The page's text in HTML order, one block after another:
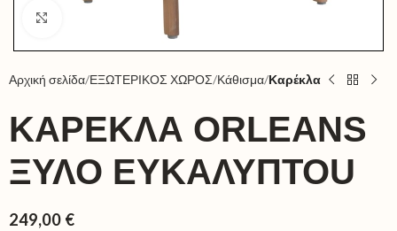
Αρχική σελίδα ΕΞΩΤΕΡΙΚΟΣ ΧΩΡΟΣ Κάθισμα Καρέκλα
ΚΑΡΈΚΛΑ ORLEANS
ΞΎΛΟ EΥΚΆΛΥΠΤΟU
249,00 €